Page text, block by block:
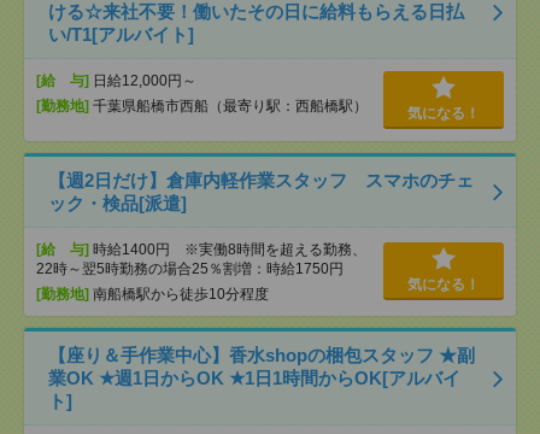
ける☆来社不要！働いたその日に給料もらえる日払
い/T1[アルバイト]
[給 与] 日給12,000円～
[勤務地] 千葉県船橋市西船（最寄り駅：西船橋駅） 気になる！
【週2日だけ】倉庫内軽作業スタッフ スマホのチェ
ック・検品[派遣]
[給 与] 時給1400円 ※実働8時間を超える勤務、
22時～翌5時勤務の場合25％割増：時給1750円
[勤務地] 南船橋駅から徒歩10分程度
気になる！
【座り＆手作業中心】香水shopの梱包スタッフ ★副
業OK ★週1日からOK ★1日1時間からOK[アルバイ
ト]